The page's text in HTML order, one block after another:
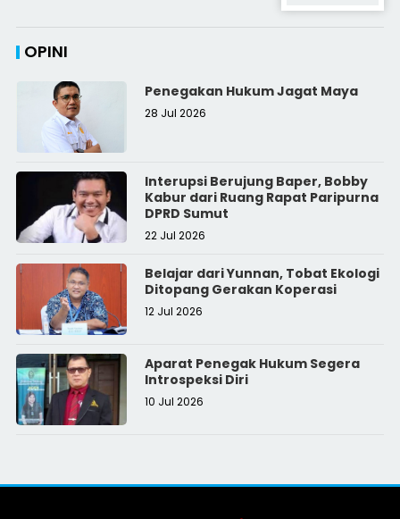
OPINI
Penegakan Hukum Jagat Maya
28 Jul 2026
Interupsi Berujung Baper, Bobby
Kabur dari Ruang Rapat Paripurna
DPRD Sumut
22 Jul 2026
Belajar dari Yunnan, Tobat Ekologi
Ditopang Gerakan Koperasi
12 Jul 2026
Aparat Penegak Hukum Segera
Introspeksi Diri
10 Jul 2026